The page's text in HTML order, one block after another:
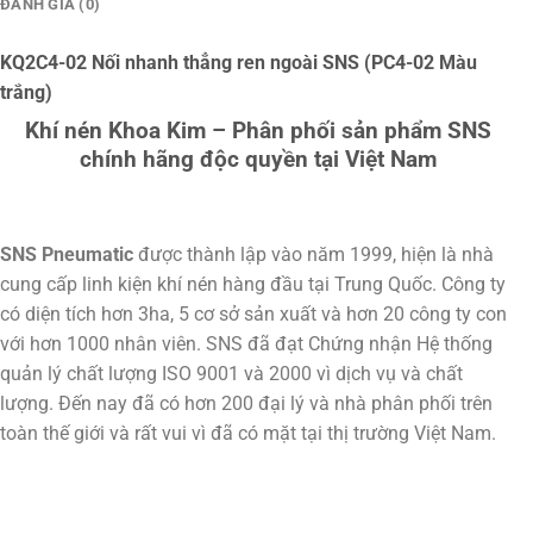
ĐÁNH GIÁ (0)
KQ2C4-02 Nối nhanh thẳng ren ngoài SNS (PC4-02 Màu
trắng)
Khí nén Khoa Kim – Phân phối sản phẩm SNS
chính hãng độc quyền tại Việt Nam
SNS Pneumatic được thành lập vào năm 1999, hiện là nhà
cung cấp linh kiện khí nén hàng đầu tại Trung Quốc. Công ty
có diện tích hơn 3ha, 5 cơ sở sản xuất và hơn 20 công ty con
với hơn 1000 nhân viên. SNS đã đạt Chứng nhận Hệ thống
quản lý chất lượng ISO 9001 và 2000 vì dịch vụ và chất
lượng. Đến nay đã có hơn 200 đại lý và nhà phân phối trên
toàn thế giới và rất vui vì đã có mặt tại thị trường Việt Nam.